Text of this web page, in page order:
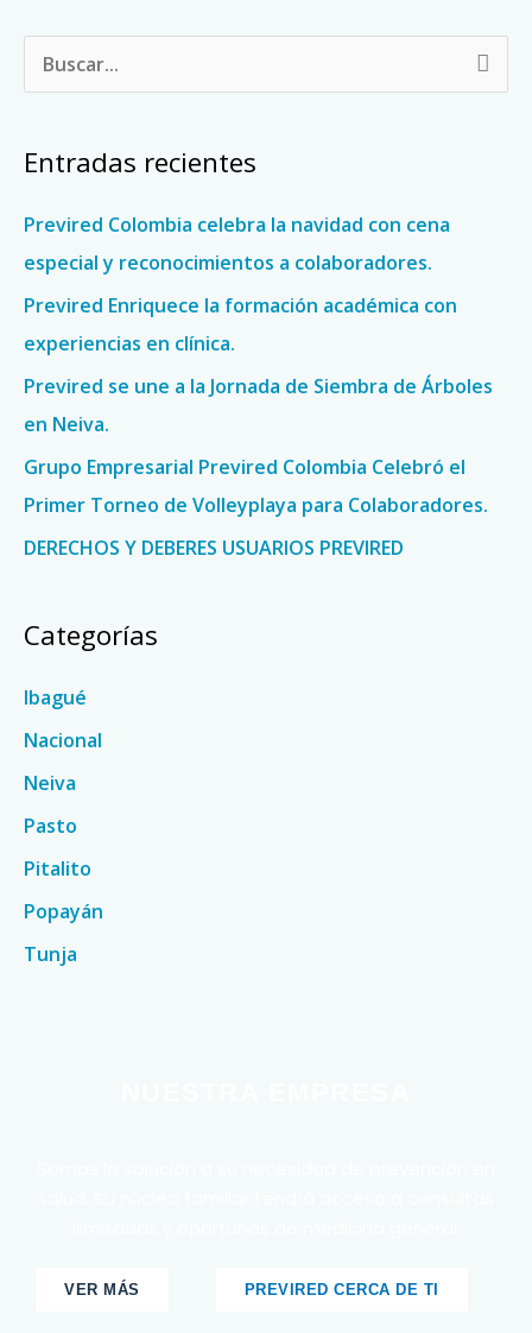
a
r
p
o
r
Entradas recientes
Previred Colombia celebra la navidad con cena
especial y reconocimientos a colaboradores.
Previred Enriquece la formación académica con
experiencias en clínica.
Previred se une a la Jornada de Siembra de Árboles
en Neiva.
Grupo Empresarial Previred Colombia Celebró el
Primer Torneo de Volleyplaya para Colaboradores.
DERECHOS Y DEBERES USUARIOS PREVIRED
Categorías
Ibagué
Nacional
Neiva
Pasto
Pitalito
Popayán
Tunja
VER MÁS PREVIRED CERCA DE TI